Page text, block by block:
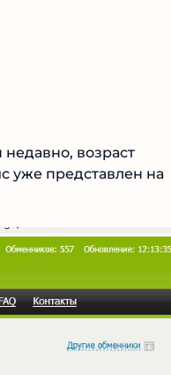
возраст
уже представлен на